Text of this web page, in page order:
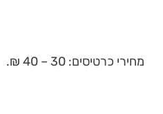
מחירי כרטיסים: 30 – 40 ₪.